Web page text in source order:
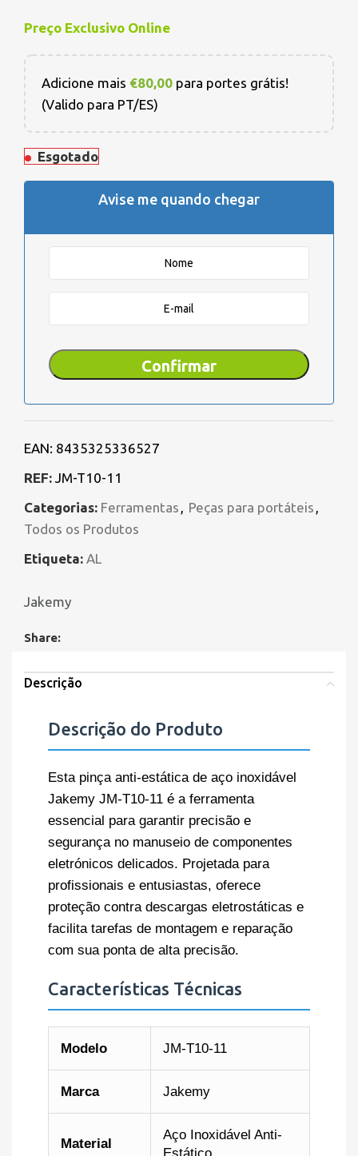
Preço Exclusivo Online
Adicione mais €80,00 para portes grátis!
(Valido para PT/ES)
Esgotado
Avise me quando chegar
Confirmar
EAN: 8435325336527
REF: JM-T10-11
Categorias: Ferramentas , Peças para portáteis ,
Todos os Produtos
Etiqueta: AL
Jakemy
Share:
Descrição
Descrição do Produto
Esta pinça anti-estática de aço inoxidável
Jakemy JM-T10-11 é a ferramenta
essencial para garantir precisão e
segurança no manuseio de componentes
eletrónicos delicados. Projetada para
profissionais e entusiastas, oferece
proteção contra descargas eletrostáticas e
facilita tarefas de montagem e reparação
com sua ponta de alta precisão.
Características Técnicas
Modelo JM-T10-11
Marca Jakemy
Material
Aço Inoxidável Anti-